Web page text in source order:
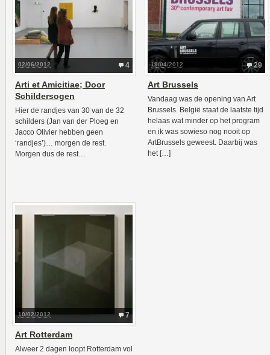
4
02/06/2012
Arti et Amicitiae; Door
Schildersogen
Hier de randjes van 30 van de 32
schilders (Jan van der Ploeg en
Jacco Olivier hebben geen
‘randjes’)… morgen de rest.
Morgen dus de rest…
29
19/04/2012
Art Brussels
Vandaag was de opening van Art
Brussels. België staat de laatste tijd
helaas wat minder op het program
en ik was sowieso nog nooit op
ArtBrussels geweest. Daarbij was
het […]
7
10/02/2012
Art Rotterdam
Alweer 2 dagen loopt Rotterdam vol